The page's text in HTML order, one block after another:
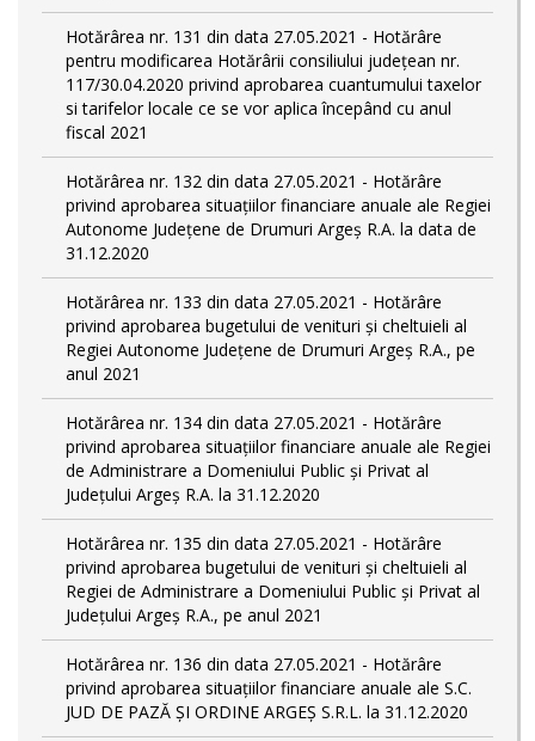
Hotărârea nr. 131 din data 27.05.2021 - Hotărâre
pentru modificarea Hotărârii consiliului județean nr.
117/30.04.2020 privind aprobarea cuantumului taxelor
si tarifelor locale ce se vor aplica începând cu anul
fiscal 2021
Hotărârea nr. 132 din data 27.05.2021 - Hotărâre
privind aprobarea situațiilor financiare anuale ale Regiei
Autonome Județene de Drumuri Argeș R.A. la data de
31.12.2020
Hotărârea nr. 133 din data 27.05.2021 - Hotărâre
privind aprobarea bugetului de venituri și cheltuieli al
Regiei Autonome Județene de Drumuri Argeș R.A., pe
anul 2021
Hotărârea nr. 134 din data 27.05.2021 - Hotărâre
privind aprobarea situațiilor financiare anuale ale Regiei
de Administrare a Domeniului Public și Privat al
Județului Argeș R.A. la 31.12.2020
Hotărârea nr. 135 din data 27.05.2021 - Hotărâre
privind aprobarea bugetului de venituri și cheltuieli al
Regiei de Administrare a Domeniului Public și Privat al
Județului Argeș R.A., pe anul 2021
Hotărârea nr. 136 din data 27.05.2021 - Hotărâre
privind aprobarea situațiilor financiare anuale ale S.C.
JUD DE PAZĂ ȘI ORDINE ARGEȘ S.R.L. la 31.12.2020